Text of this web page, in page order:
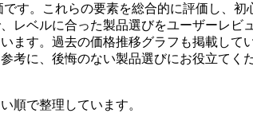
す。これらの要素を総合的に評価し、
レベルに合った製品選びをユーザーレ
ます。過去の価格推移グラフも掲載し
考に、後悔のない製品選びにお役立て
順で整理しています。